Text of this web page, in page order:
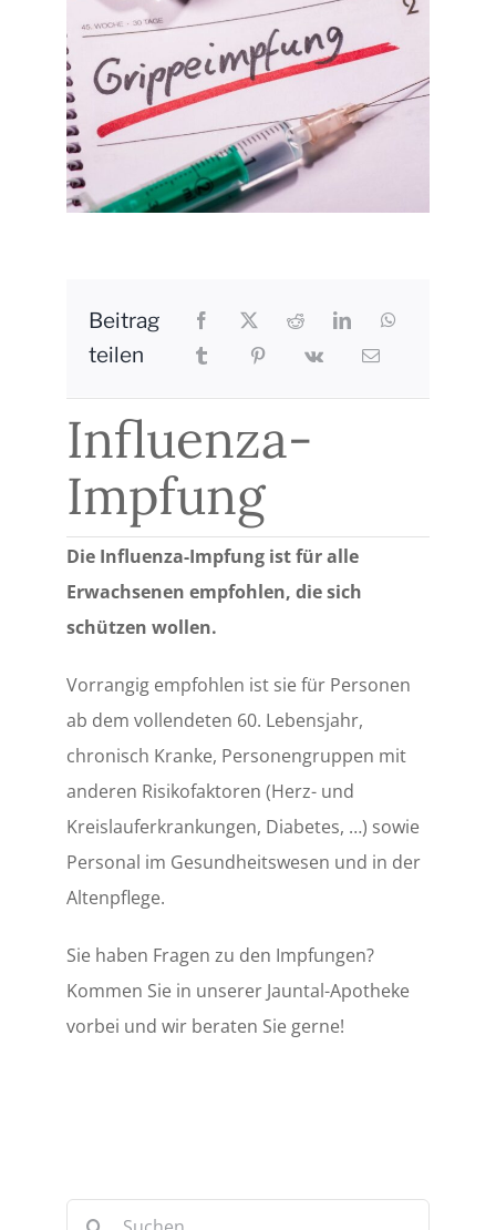
Kontakt
Beitrag
teilen
Influenza-
Impfung
Die Influenza-Impfung ist für alle
Erwachsenen empfohlen, die sich
schützen wollen.
Vorrangig empfohlen ist sie für Personen
ab dem vollendeten 60. Lebensjahr,
chronisch Kranke, Personengruppen mit
anderen Risikofaktoren (Herz- und
Kreislauferkrankungen, Diabetes, …) sowie
Personal im Gesundheitswesen und in der
Altenpflege.
Sie haben Fragen zu den Impfungen?
Kommen Sie in unserer Jauntal-Apotheke
vorbei und wir beraten Sie gerne!
Suche